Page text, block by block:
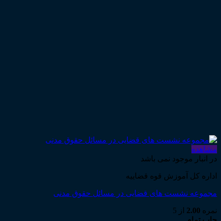
مشاهده
در انبار موجود نمی باشد
اداره کل آموزش قوه قضاییه
مجموعه نشست های قضایی در مسائل حقوق مدنی
نمره 2.00 از 5